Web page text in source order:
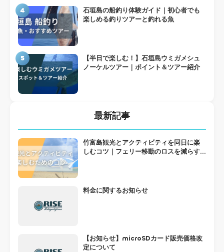
4
石垣島の船釣り体験ガイド｜初心者でも
楽しめる釣りツアーと釣れる魚
5
【半日で楽しむ！】石垣島ウミガメシュ
ノーケルツアー｜ポイント＆ツアー紹介
最新記事
竹富島観光とアクティビティを同日に楽
しむコツ｜フェリー移動のロスを減らす
料金に関するお知らせ
【お知らせ】microSDカード販売価格改
定について